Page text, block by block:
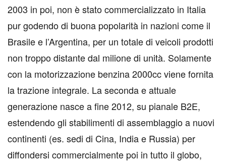
2003 in poi, non è stato commercializzato in Italia
pur godendo di buona popolarità in nazioni come il
Brasile e l’Argentina, per un totale di veicoli prodotti
non troppo distante dal milione di unità. Solamente
con la motorizzazione benzina 2000cc viene fornita
la trazione integrale. La seconda e attuale
generazione nasce a fine 2012, su pianale B2E,
estendendo gli stabilimenti di assemblaggio a nuovi
continenti (es. sedi di Cina, India e Russia) per
diffondersi commercialmente poi in tutto il globo,